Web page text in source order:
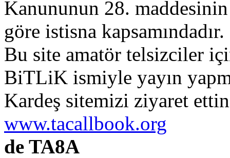
Kanununun 28. maddesinin
göre istisna kapsamındadır.
Bu site amatör telsizciler
BiTLiK ismiyle yayın
Kardeş sitemizi ziyaret
www.tacallbook.org
de TA8A